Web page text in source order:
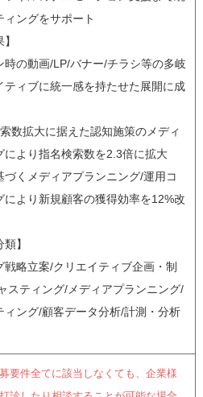
ングをサポート
時の動画/LP/バナー/チラシ等の多岐
ティブに統一感を持たせた展開に成
数拡大に据えた認知施策のメディ
により指名検索数を2.3倍に拡大
づくメディアプランニング/運用コ
により新規顧客の獲得効率を12%改
】
戦略立案/クリエイティブ企画・制
スティング/メディアプランニング/
ィング/顧客データ分析/計測・分析
要件全てに該当しなくても、企業様